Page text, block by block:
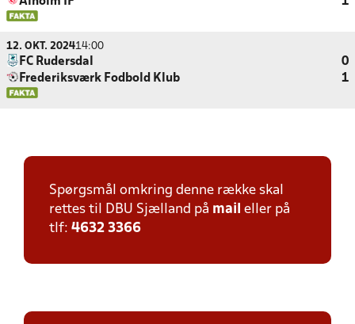
12. OKT. 202414:00
FC Rudersdal
0
Frederiksværk Fodbold Klub
1
Spørgsmål omkring denne række skal
rettes til DBU Sjælland på mail eller på
tlf: 4632 3366